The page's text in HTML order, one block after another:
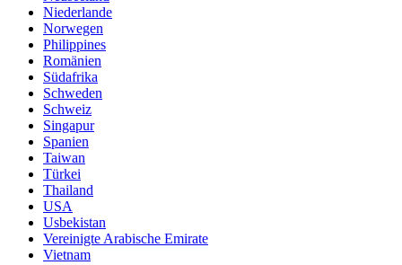
Niederlande
Norwegen
Philippines
Romänien
Südafrika
Schweden
Schweiz
Singapur
Spanien
Taiwan
Türkei
Thailand
USA
Usbekistan
Vereinigte Arabische Emirate
Vietnam